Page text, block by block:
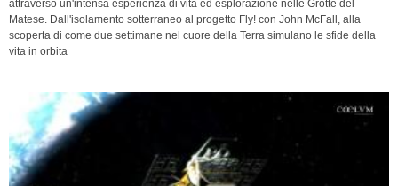
attraverso un'intensa esperienza di vita ed esplorazione nelle Grotte del
Matese. Dall'isolamento sotterraneo al progetto Fly! con John McFall, alla
scoperta di come due settimane nel cuore della Terra simulano le sfide della
vita in orbita